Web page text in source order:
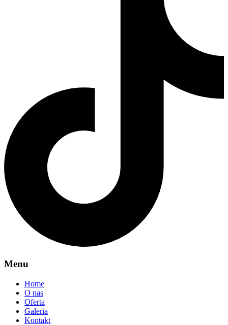
Menu
Home
O nas
Oferta
Galeria
Kontakt